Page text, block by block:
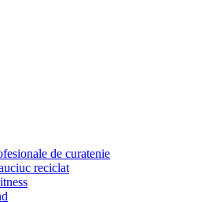
de curatenie
reciclat